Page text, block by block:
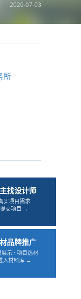
2020-07-03
所
找设计师
实项目需求
提交项目 →
品牌推广
展示 · 项目选材
入材料库 →